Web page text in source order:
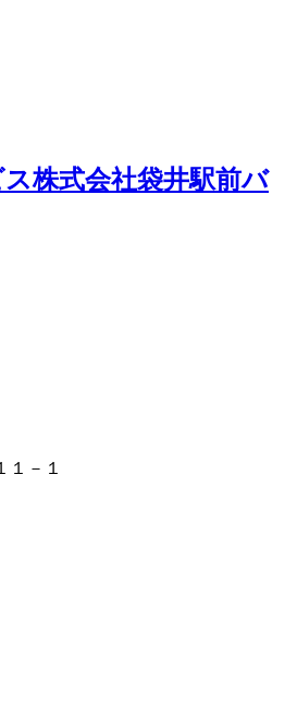
株式会社袋井駅前バ
－１